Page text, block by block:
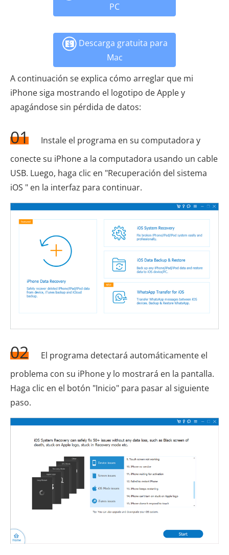
PC
Descarga gratuita para
Mac
A continuación se explica cómo arreglar que mi
iPhone siga mostrando el logotipo de Apple y
apagándose sin pérdida de datos:
01
Instale el programa en su computadora y
conecte su iPhone a la computadora usando un cable
USB. Luego, haga clic en "Recuperación del sistema
iOS " en la interfaz para continuar.
02
El programa detectará automáticamente el
problema con su iPhone y lo mostrará en la pantalla.
Haga clic en el botón "Inicio" para pasar al siguiente
paso.